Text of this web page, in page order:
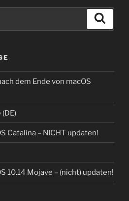
dem Ende von macOS
Catalina – NICHT updaten!
10.14 Mojave – (nicht) updaten!